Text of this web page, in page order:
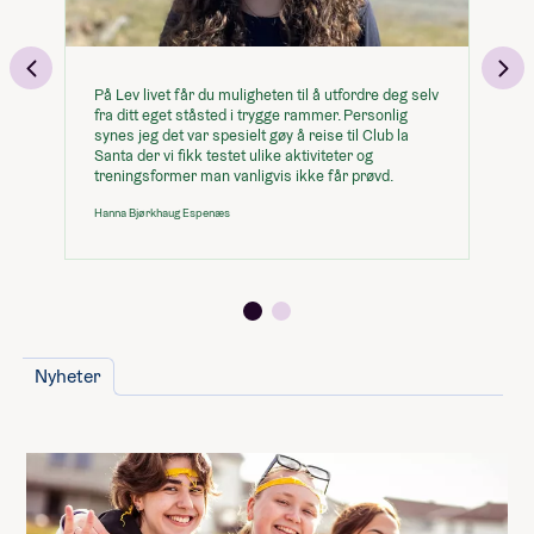
Dag 7 – Samhold og innsats
sponsorløp
Dag 8 – Hellaslekene
Dag 9 – Hjemreise
livet
Lederutvikling
Internett
Vaskemaskin
Minimumspris for linja 140 250,-
Du kan legge til
Kambodsja, frivillig studietur
På Lev livet får du muligheten til å utfordre deg selv
fra ditt eget ståsted i trygge rammer. Personlig
synes jeg det var spesielt gøy å reise til Club la
Santa der vi fikk testet ulike aktiviteter og
treningsformer man vanligvis ikke får prøvd.
Hanna Bjørkhaug Espenæs
Nyheter